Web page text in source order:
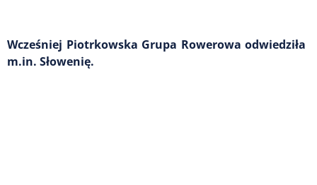
Wcześniej Piotrkowska Grupa Rowerowa odwiedziła
m.in. Słowenię.